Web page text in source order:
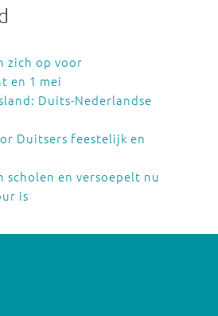
zich op voor
en 1 mei
Duits-Nederlandse
Duitsers feestelijk en
scholen en versoepelt nu
is